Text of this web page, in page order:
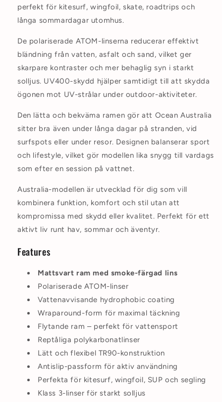
perfekt för kitesurf, wingfoil, skate, roadtrips och
långa sommardagar utomhus.
De polariserade ATOM-linserna reducerar effektivt
bländning från vatten, asfalt och sand, vilket ger
skarpare kontraster och mer behaglig syn i starkt
solljus. UV400-skydd hjälper samtidigt till att skydda
ögonen mot UV-strålar under outdoor-aktiviteter.
Den lätta och bekväma ramen gör att Ocean Australia
sitter bra även under långa dagar på stranden, vid
surfspots eller under resor. Designen balanserar sport
och lifestyle, vilket gör modellen lika snygg till vardags
som efter en session på vattnet.
Australia-modellen är utvecklad för dig som vill
kombinera funktion, komfort och stil utan att
kompromissa med skydd eller kvalitet. Perfekt för ett
aktivt liv runt hav, sommar och äventyr.
Features
Mattsvart ram med smoke-färgad lins
Polariserade ATOM-linser
Vattenavvisande hydrophobic coating
Wraparound-form för maximal täckning
Flytande ram – perfekt för vattensport
Reptåliga polykarbonatlinser
Lätt och flexibel TR90-konstruktion
Antislip-passform för aktiv användning
Perfekta för kitesurf, wingfoil, SUP och segling
Klass 3-linser för starkt solljus